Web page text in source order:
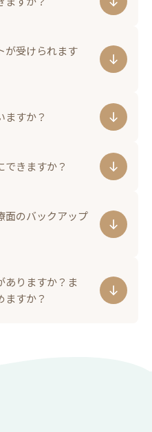
させていただきます。
心してお過ごしいただ
の安全を守りながら、
整えています。
となります。お急ぎの
の家族」のように親身
ずは気軽にお声がけく
が受けられます
持つスタッフが常駐
。食事・排泄・入浴な
スを大切にしていま
ますか？
、栄養バランスの良い
ます。基本は食堂で皆
やトロミ食、アレルギ
きますか？
て施錠しておりますの
しさ」の続きとして、
面のバックアップ
ます。月1回の定期往
ありますか？ま
ますか？
まれた、新しいお住ま
す。（※火元となるも